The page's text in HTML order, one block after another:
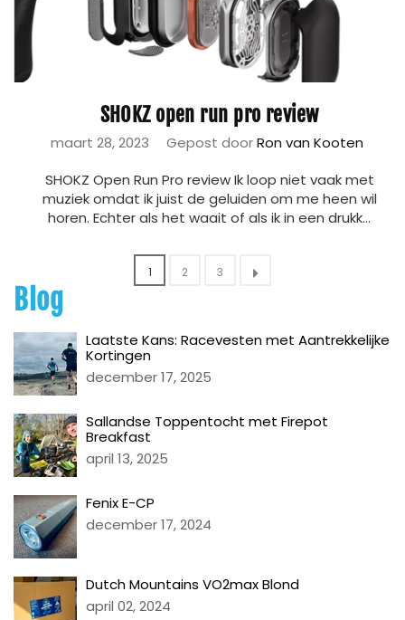
SHOKZ open run pro review
maart 28, 2023 Gepost doorRon van Kooten
SHOKZ Open Run Pro review Ik loop niet vaak met
muziek omdat ik juist de geluiden om me heen wil
horen. Echter als het waait of als ik in een drukk...
1 2 3
Blog
Laatste Kans: Racevesten met Aantrekkelijke
Kortingen
december 17, 2025
Sallandse Toppentocht met Firepot
Breakfast
april 13, 2025
Fenix E-CP
december 17, 2024
Dutch Mountains VO2max Blond
april 02, 2024